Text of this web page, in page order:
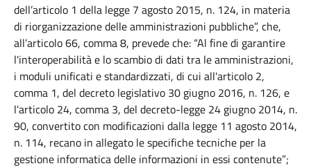
dell’articolo 1 della legge 7 agosto 2015, n. 124, in materia
di riorganizzazione delle amministrazioni pubbliche”, che,
all’articolo 66, comma 8, prevede che: “Al fine di garantire
l'interoperabilità e lo scambio di dati tra le amministrazioni,
i moduli unificati e standardizzati, di cui all'articolo 2,
comma 1, del decreto legislativo 30 giugno 2016, n. 126, e
l'articolo 24, comma 3, del decreto-legge 24 giugno 2014, n.
90, convertito con modificazioni dalla legge 11 agosto 2014,
n. 114, recano in allegato le specifiche tecniche per la
gestione informatica delle informazioni in essi contenute”;